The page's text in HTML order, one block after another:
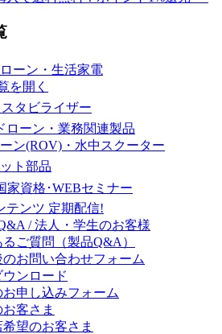
ーン・生活家電
を開く
タビライザー
ローン・業務関連製品
ン(ROV)・水中スクーター
ト部品
家資格･WEBセミナー
テンツ 定期配信!
/ 法人・学生のお客様
るご質問（製品Q&A）
のお問い合わせフォーム
ンロード
申し込みフォーム
客さま
望のお客さま